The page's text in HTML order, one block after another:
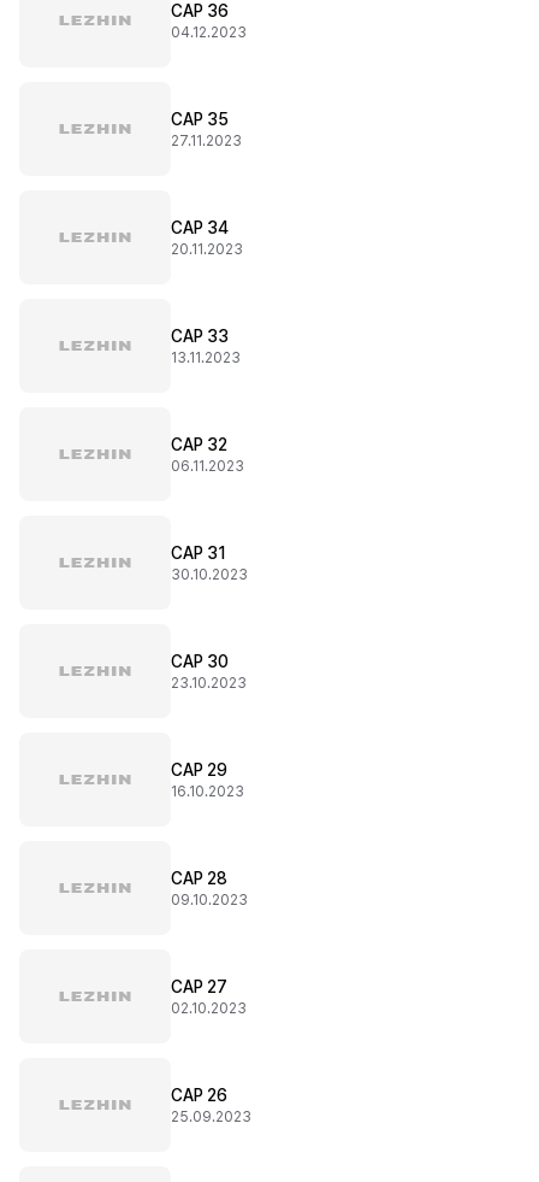
CAP 36
04.12.2023
CAP 35
27.11.2023
CAP 34
20.11.2023
CAP 33
13.11.2023
CAP 32
06.11.2023
CAP 31
30.10.2023
CAP 30
23.10.2023
CAP 29
16.10.2023
CAP 28
09.10.2023
CAP 27
02.10.2023
CAP 26
25.09.2023